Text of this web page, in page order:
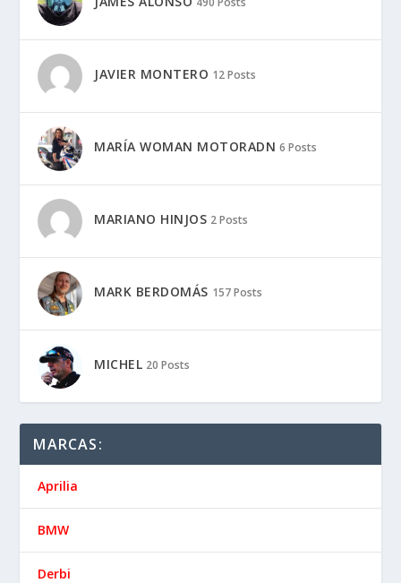
JAVIER MONTERO 12 Posts
MARÍA WOMAN MOTORADN 6 Posts
MARIANO HINJOS 2 Posts
MARK BERDOMÁS 157 Posts
MICHEL 20 Posts
MARCAS:
Aprilia
BMW
Derbi